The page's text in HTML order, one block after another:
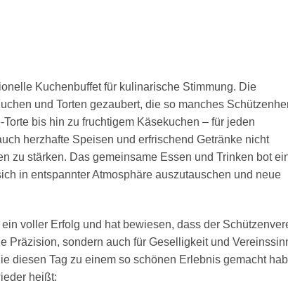
Kuchenbuffet für kulinarische Stimmung. Die
und Torten gezaubert, die so manches
bis hin zu fruchtigem Käsekuchen – für jeden
herzhafte Speisen und erfrischend Getränke nicht
zu stärken. Das gemeinsame Essen und Trinken bot
in entspannter Atmosphäre auszutauschen und neue
voller Erfolg und hat bewiesen, dass der
Präzision, sondern auch für Geselligkeit und
diesen Tag zu einem so schönen Erlebnis gemacht
heißt: